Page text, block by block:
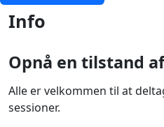
Info
Opnå en tilstand
Alle er velkommen til at
sessioner.